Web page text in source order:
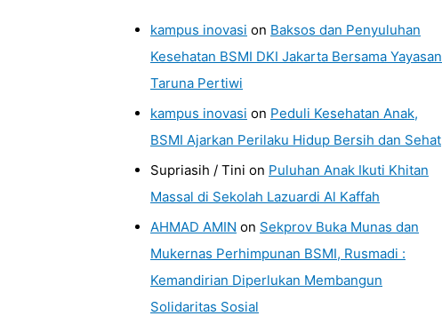
kampus inovasi on Baksos dan Penyuluhan
Kesehatan BSMI DKI Jakarta Bersama Yayasan
Taruna Pertiwi
kampus inovasi on Peduli Kesehatan Anak,
BSMI Ajarkan Perilaku Hidup Bersih dan Sehat
Supriasih / Tini on Puluhan Anak Ikuti Khitan
Massal di Sekolah Lazuardi Al Kaffah
AHMAD AMIN on Sekprov Buka Munas dan
Mukernas Perhimpunan BSMI, Rusmadi :
Kemandirian Diperlukan Membangun
Solidaritas Sosial